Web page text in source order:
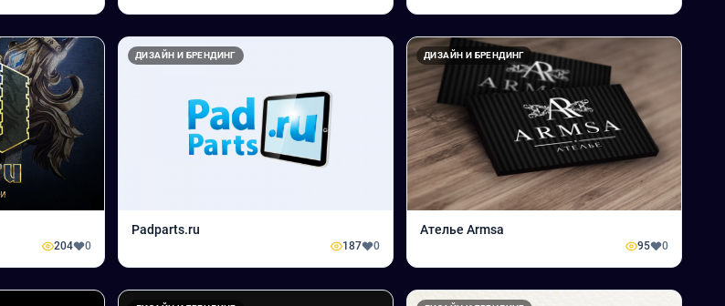
204 0
ДИЗАЙН И БРЕНДИНГ
Padparts.ru
187 0
ДИЗАЙН И БРЕНДИНГ
Ателье Armsa
95 0